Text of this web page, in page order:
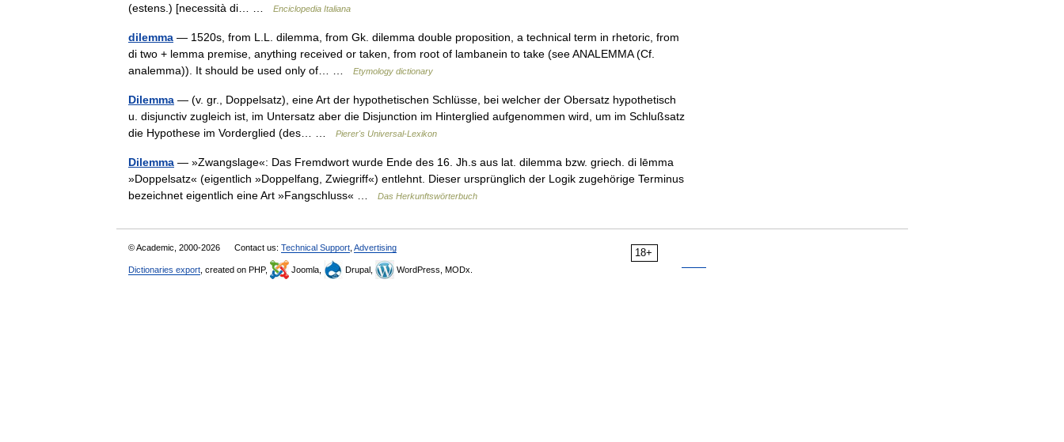
(estens.) [necessità di… …
Enciclopedia Italiana
dilemma — 1520s, from L.L. dilemma, from Gk. dilemma double proposition, a technical term in rhetoric, from
di two + lemma premise, anything received or taken, from root of lambanein to take (see ANALEMMA (Cf.
analemma)). It should be used only of… …
Etymology dictionary
Dilemma — (v. gr., Doppelsatz), eine Art der hypothetischen Schlüsse, bei welcher der Obersatz hypothetisch
u. disjunctiv zugleich ist, im Untersatz aber die Disjunction im Hinterglied aufgenommen wird, um im Schlußsatz
die Hypothese im Vorderglied (des… …
Pierer's Universal-Lexikon
Dilemma — »Zwangslage«: Das Fremdwort wurde Ende des 16. Jh.s aus lat. dilemma bzw. griech. di lēmma
»Doppelsatz« (eigentlich »Doppelfang, Zwiegriff«) entlehnt. Dieser ursprünglich der Logik zugehörige Terminus
bezeichnet eigentlich eine Art »Fangschluss« …
Das Herkunftswörterbuch
18+
© Academic, 2000-2026 Contact us: Technical Support Advertising
Dictionaries export , created on PHP, Joomla, Drupal, WordPress, MODx.